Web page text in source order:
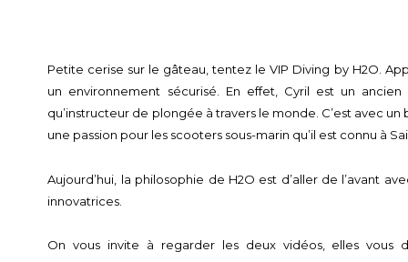
Petite cerise sur le gâteau, tentez le VIP Diving by H2O.
un environnement sécurisé. En effet, Cyril est un
qu’instructeur de plongée à travers le monde. C’est avec
une passion pour les scooters sous-marin qu’il est connu à
Aujourd’hui, la philosophie de H2O est d’aller de l’avant
innovatrices.
On vous invite à regarder les deux vidéos, elles vous